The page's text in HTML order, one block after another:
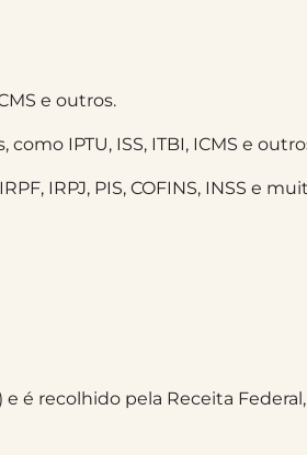
e outros.
IPTU, ISS, ITBI, ICMS e
IRPJ, PIS, COFINS, INSS e
é recolhido pela Receita Federal,